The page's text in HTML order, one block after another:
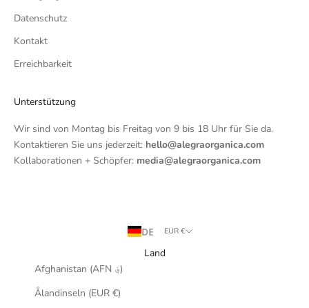
Datenschutz
Kontakt
Erreichbarkeit
Unterstützung
Wir sind von Montag bis Freitag von 9 bis 18 Uhr für Sie da.
Kontaktieren Sie uns jederzeit: hello@alegraorganica.com
Kollaborationen + Schöpfer: media@alegraorganica.com
DE EUR €
Land
Afghanistan (AFN ؋)
Ålandinseln (EUR €)